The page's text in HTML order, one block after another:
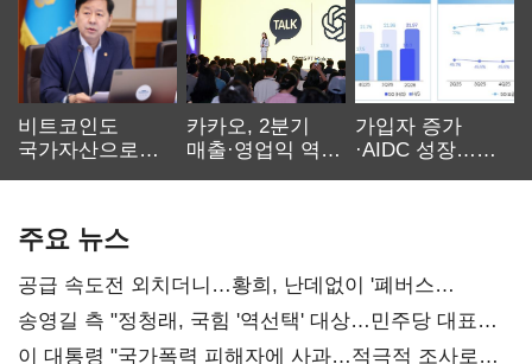
비트코인도
국가자산으로…'
카카오, 2분기
매출·영업익 역대
가입자 증가
·AIDC 성장…
주요 뉴스
공급 속도전 외치더니…황희, 난데없이 '폐버스
리모델링' 제안
송영길 측 "정청래, 국힘 '역선택' 대상…민주당 대표로
총선 지휘 못해"
이 대통령 "국가폭력 피해자에 사과…적극적 조사로